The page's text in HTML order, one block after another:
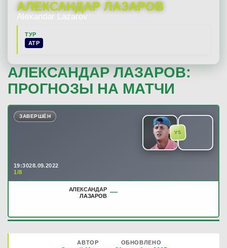
АЛЕКСАНДАР ЛАЗАРОВ
Alexandar Lazarov
ТУР
ATP
АЛЕКСАНДАР ЛАЗАРОВ:
ПРОГНОЗЫ НА МАТЧИ
VS
ЗАВЕРШЁН
19:3028.09.2022
1/8
АЛЕКСАНДАР
ЛАЗАРОВ —
АВТОР ОБНОВЛЕНО